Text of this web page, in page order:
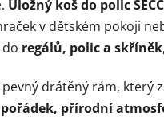
Úložný koš do polic
v dětském pokoji
regálů, polic a skříněk
drátěný rám, který
pořádek, přírodní